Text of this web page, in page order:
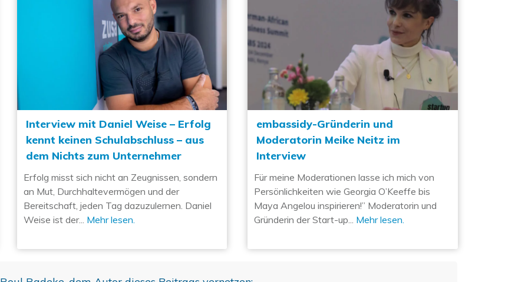
Interview mit Daniel Weise – Erfolg
kennt keinen Schulabschluss – aus
dem Nichts zum Unternehmer
Erfolg misst sich nicht an Zeugnissen, sondern
an Mut, Durchhaltevermögen und der
Bereitschaft, jeden Tag dazuzulernen. Daniel
Weise ist der... Mehr lesen.
embassidy-Gründerin und
Moderatorin Meike Neitz im
Interview
Für meine Moderationen lasse ich mich von
Persönlichkeiten wie Georgia O’Keeffe bis
Maya Angelou inspirieren!” Moderatorin und
Gründerin der Start-up... Mehr lesen.